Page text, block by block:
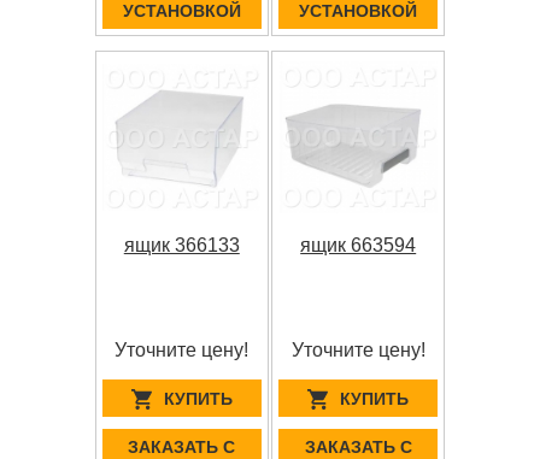
УСТАНОВКОЙ
УСТАНОВКОЙ
ящик 366133
Уточните цену!
КУПИТЬ
ЗАКАЗАТЬ С
ящик 663594
Уточните цену!
КУПИТЬ
ЗАКАЗАТЬ С